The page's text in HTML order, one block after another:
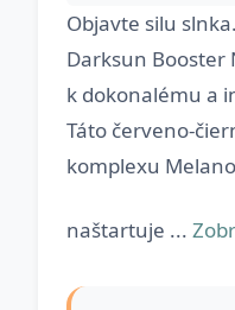
Objavte silu
Darksun Booster
k dokonalému a
Táto červeno-
komplexu
naštartuje ...